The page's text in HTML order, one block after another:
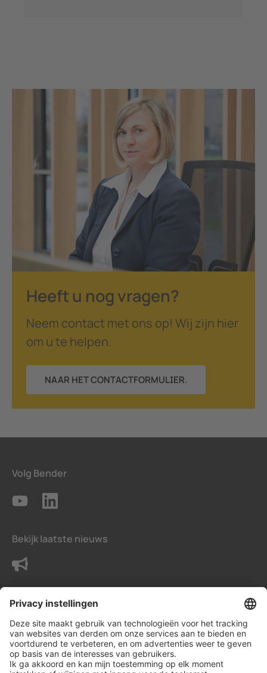
Heeft u nog vragen?
Neem contact met ons op! Wij zijn hier
om u te helpen.
NAAR HET CONTACTFORMULIER.
Volg Bender
Bekijk laatste nieuws
Neem contact met ons op
Voorwaarden